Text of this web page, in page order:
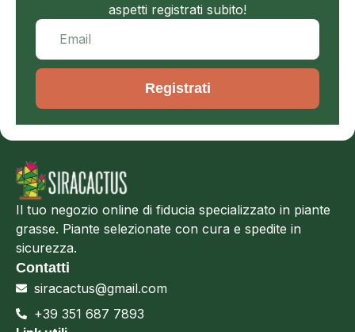
aspetti registrati subito!
Registrati
Il tuo negozio online di fiducia specializzato in piante
grasse. Piante selezionate con cura e spedite in
sicurezza.
Contatti
siracactus@gmail.com
+39 351 687 7893